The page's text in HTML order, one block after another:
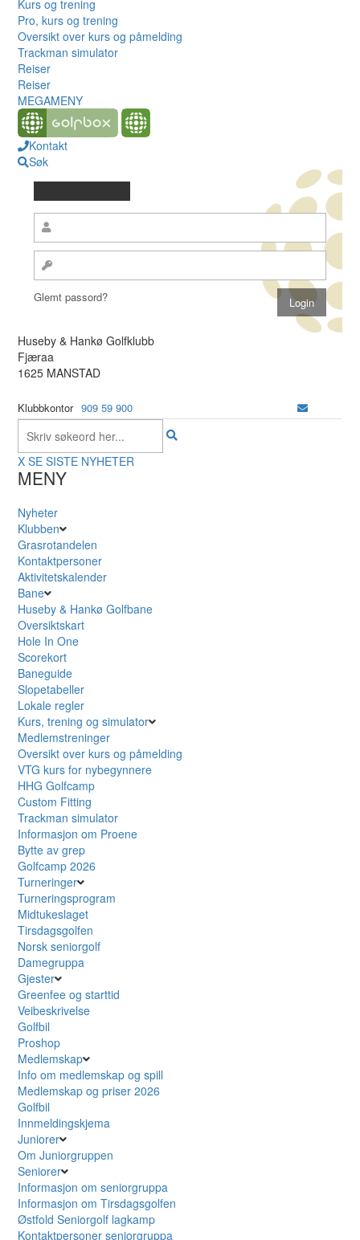
Kurs og trening
Pro, kurs og trening
Oversikt over kurs og påmelding
Trackman simulator
Reiser
Reiser
MEGAMENY
Kontakt
Søk
Glemt passord?
Huseby & Hankø Golfklubb
Fjæraa
1625 MANSTAD
Klubbkontor 909 59 900
X SE SISTE NYHETER
MENY
Nyheter
Klubben
Grasrotandelen
Kontaktpersoner
Aktivitetskalender
Bane
Huseby & Hankø Golfbane
Oversiktskart
Hole In One
Scorekort
Baneguide
Slopetabeller
Lokale regler
Kurs, trening og simulator
Medlemstreninger
Oversikt over kurs og påmelding
VTG kurs for nybegynnere
HHG Golfcamp
Custom Fitting
Trackman simulator
Informasjon om Proene
Bytte av grep
Golfcamp 2026
Turneringer
Turneringsprogram
Midtukeslaget
Tirsdagsgolfen
Norsk seniorgolf
Damegruppa
Gjester
Greenfee og starttid
Veibeskrivelse
Golfbil
Proshop
Medlemskap
Info om medlemskap og spill
Medlemskap og priser 2026
Golfbil
Innmeldingskjema
Juniorer
Om Juniorgruppen
Seniorer
Informasjon om seniorgruppa
Informasjon om Tirsdagsgolfen
Østfold Seniorgolf lagkamp
Kontaktpersoner seniorgruppa